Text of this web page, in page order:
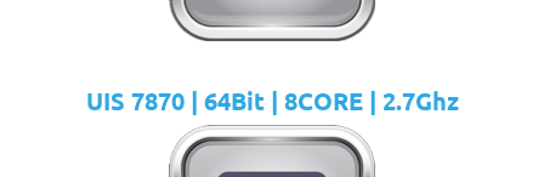
UIS 7870 | 64Bit | 8CORE | 2.7Ghz